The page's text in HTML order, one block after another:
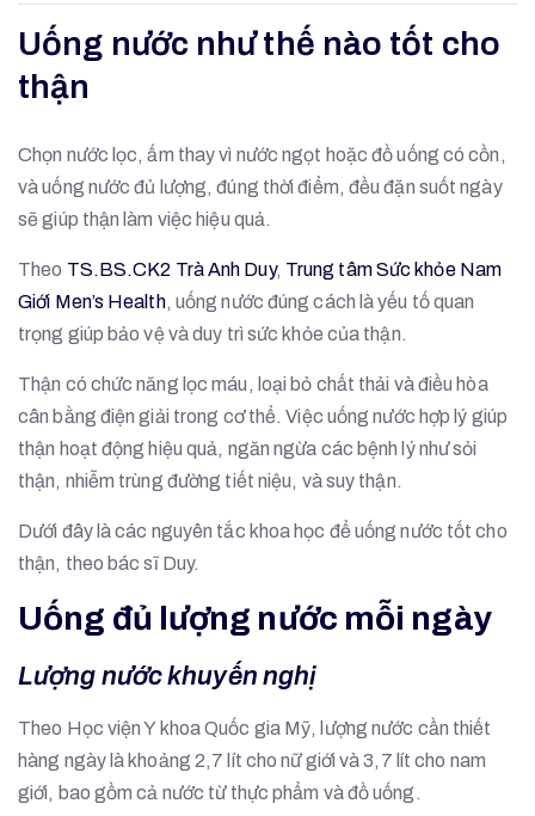
Uống nước như thế nào tốt cho
thận
Chọn nước lọc, ấm thay vì nước ngọt hoặc đồ uống có cồn,
và uống nước đủ lượng, đúng thời điểm, đều đặn suốt ngày
sẽ giúp thận làm việc hiệu quả.
Theo TS.BS.CK2 Trà Anh Duy, Trung tâm Sức khỏe Nam
Giới Men’s Health, uống nước đúng cách là yếu tố quan
trọng giúp bảo vệ và duy trì sức khỏe của thận.
Thận có chức năng lọc máu, loại bỏ chất thải và điều hòa
cân bằng điện giải trong cơ thể. Việc uống nước hợp lý giúp
thận hoạt động hiệu quả, ngăn ngừa các bệnh lý như sỏi
thận, nhiễm trùng đường tiết niệu, và suy thận.
Dưới đây là các nguyên tắc khoa học để uống nước tốt cho
thận, theo bác sĩ Duy.
Uống đủ lượng nước mỗi ngày
Lượng nước khuyến nghị
Theo Học viện Y khoa Quốc gia Mỹ, lượng nước cần thiết
hàng ngày là khoảng 2,7 lít cho nữ giới và 3,7 lít cho nam
giới, bao gồm cả nước từ thực phẩm và đồ uống.